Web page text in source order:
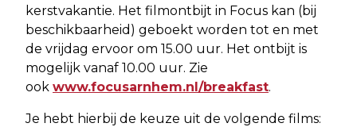
kerstvakantie. Het filmontbijt in Focus kan (bij
beschikbaarheid) geboekt worden tot en met
de vrijdag ervoor om 15.00 uur. Het ontbijt is
mogelijk vanaf 10.00 uur. Zie
ook www.focusarnhem.nl/breakfast.
Je hebt hierbij de keuze uit de volgende films: